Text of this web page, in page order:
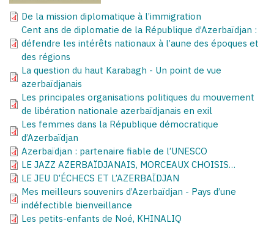
De la mission diplomatique à l’immigration
Cent ans de diplomatie de la République d’Azerbaïdjan :
défendre les intérêts nationaux à l’aune des époques et
des régions
La question du haut Karabagh - Un point de vue
azerbaïdjanais
Les principales organisations politiques du mouvement
de libération nationale azerbaïdjanais en exil
Les femmes dans la République démocratique
d’Azerbaïdjan
Azerbaïdjan : partenaire fiable de l’UNESCO
LE JAZZ AZERBAÏDJANAIS, MORCEAUX CHOISIS…
LE JEU D’ÉCHECS ET L’AZERBAÏDJAN
Mes meilleurs souvenirs d’Azerbaïdjan - Pays d’une
indéfectible bienveillance
Les petits-enfants de Noé, KHINALIQ